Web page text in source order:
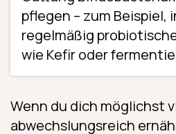
pflegen – zum Beispiel,
regelmäßig
wie Kefir oder
Wenn du dich möglichst
abwechslungsreich